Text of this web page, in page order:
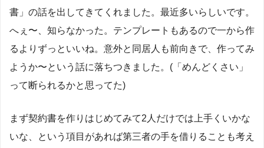
書」の話を出してきてくれました。最近多いらしいです。
へぇ〜、知らなかった。テンプレートもあるので一から作
るよりずっといいね。意外と同居人も前向きで、作ってみ
ようか〜という話に落ちつきました。(「めんどくさい」
って断られるかと思ってた)
まず契約書を作りはじめてみて2人だけでは上手くいかな
いな、という項目があれば第三者の手を借りることも考え